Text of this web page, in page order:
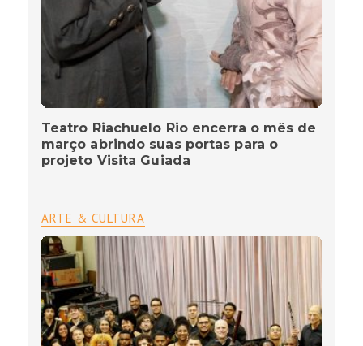
Teatro Riachuelo Rio encerra o mês de
março abrindo suas portas para o
projeto Visita Guiada
ARTE & CULTURA